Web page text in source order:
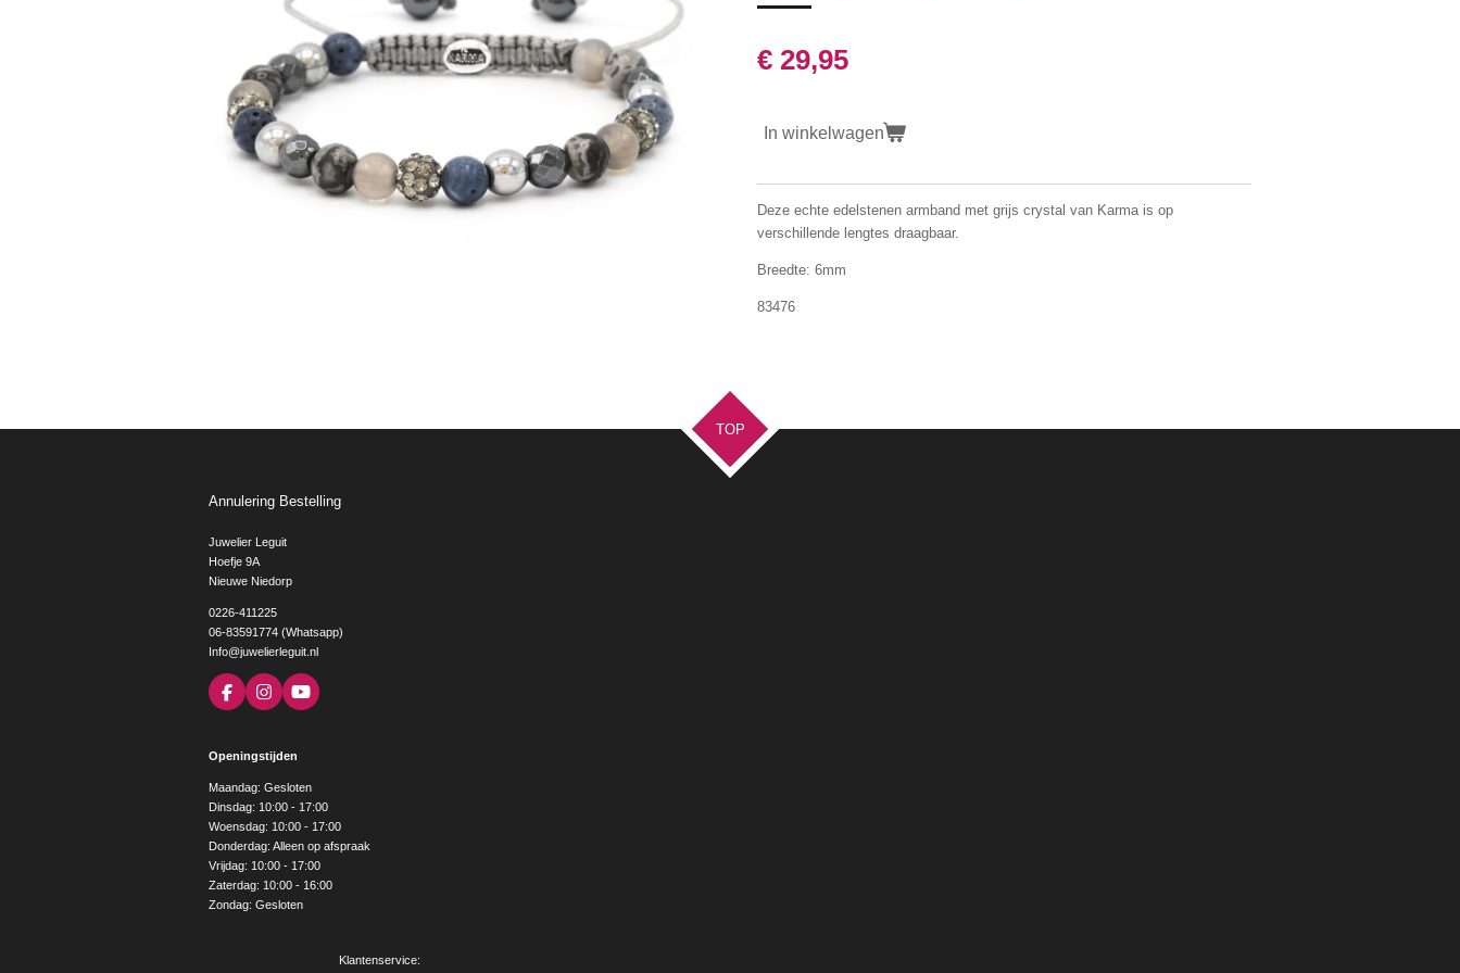
€ 29,95
In winkelwagen
Deze echte edelstenen armband met grijs crystal van Karma is op
verschillende lengtes draagbaar.
Breedte: 6mm
83476
TOP
Annulering Bestelling
Juwelier Leguit
Hoefje 9A
Nieuwe Niedorp
0226-411225
06-83591774 (Whatsapp)
Info@juwelierleguit.nl
F
a
b
o
k
I
n
a
g
r
a
m
Y
o
e
Openingstijden
Maandag: Gesloten
Dinsdag: 10:00 - 17:00
Woensdag: 10:00 - 17:00
Donderdag: Alleen op afspraak
Vrijdag: 10:00 - 17:00
Zaterdag: 10:00 - 16:00
Zondag: Gesloten
Klantenservice: